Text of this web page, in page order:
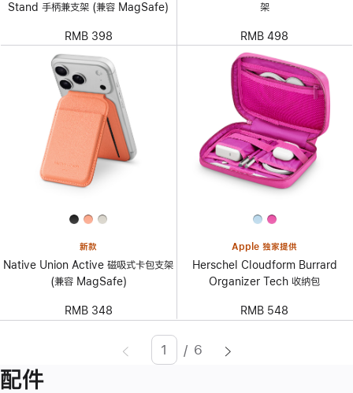
Stand 手柄兼支架 (兼容 MagSafe)
RMB 398
架
RMB 498
新款
Native Union Active 磁吸式卡包支架
(兼容 MagSafe)
RMB 348
Apple 独家提供
Herschel Cloudform Burrard
Organizer Tech 收纳包
RMB 548
页 Enter
/ 6
配件